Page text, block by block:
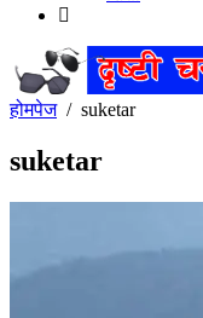
होमपेज/ suketar
suketar